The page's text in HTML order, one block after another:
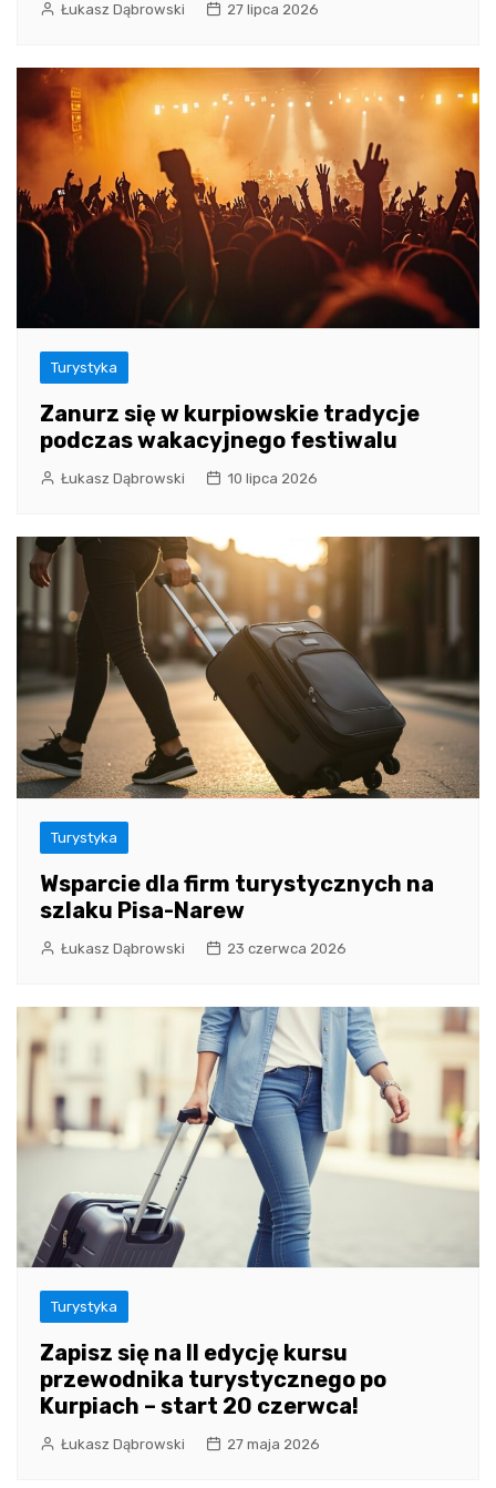
Łukasz Dąbrowski 27 lipca 2026
Turystyka
Zanurz się w kurpiowskie tradycje
podczas wakacyjnego festiwalu
Łukasz Dąbrowski 10 lipca 2026
Turystyka
Wsparcie dla firm turystycznych na
szlaku Pisa-Narew
Łukasz Dąbrowski 23 czerwca 2026
Turystyka
Zapisz się na II edycję kursu
przewodnika turystycznego po
Kurpiach – start 20 czerwca!
Łukasz Dąbrowski 27 maja 2026